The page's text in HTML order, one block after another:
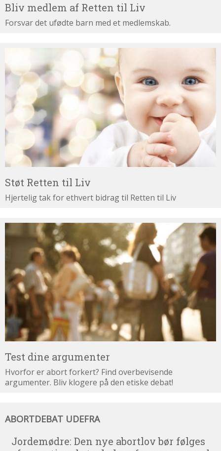
Bliv medlem af Retten til Liv
Forsvar det ufødte barn med et medlemskab.
Retten
til
Liv
Støt Retten til Liv
Hjertelig tak for ethvert bidrag til Retten til Liv
Test
dine
argumenter
Test dine argumenter
Hvorfor er abort forkert? Find overbevisende
argumenter. Bliv klogere på den etiske debat!
Abortdebat
udefra
ABORTDEBAT UDEFRA